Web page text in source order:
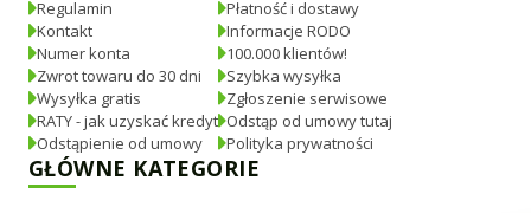
Regulamin
Kontakt
Numer konta
Zwrot towaru do 30 dni
Wysyłka gratis
RATY - jak uzyskać kredyt
Odstąpienie od umowy
Płatność i dostawy
Informacje RODO
100.000 klientów!
Szybka wysyłka
Zgłoszenie serwisowe
Odstąp od umowy tutaj
Polityka prywatności
GŁÓWNE KATEGORIE